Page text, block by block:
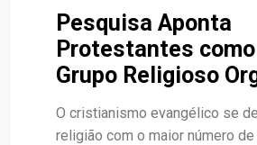
Pesquisa Aponta
Protestantes
Grupo Religioso
O cristianismo evangélico se
religião com o maior número